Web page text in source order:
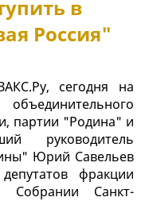
в
Россия"
сегодня на
партии "Родина" и
руководитель
Юрий Савельев
фракции
Собрании Санкт-